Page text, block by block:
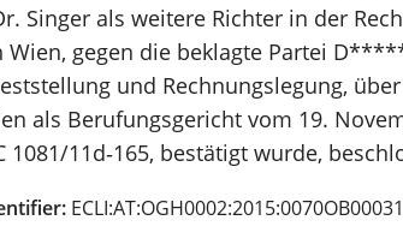
Singer als weitere Richter in der
Wien, gegen die beklagte Partei
und Rechnungslegung,
als Berufungsgericht vom 19.
1081/11d‑165, bestätigt wurde,